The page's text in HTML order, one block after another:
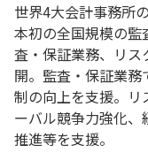
世界4大会計事務所
本初の全国規模の
査・保証業務、リ
開。監査・保証業
制の向上を支援。リ
ーバル競争力強化
推進等を支援。